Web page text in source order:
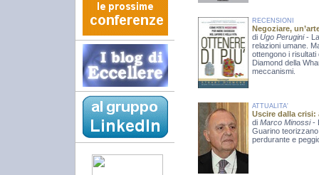
RECENSIONI
Negoziare,
di Ugo Perugini-
relazioni umane.
ottengono i risultati
Diamond della
meccanismi.
ATTUALITA'
Uscire dalla crisi:
di Marco Minossi-
Guarino teorizzano
perdurante e